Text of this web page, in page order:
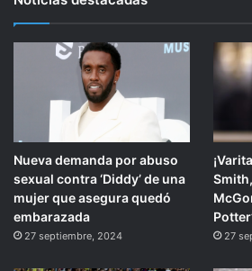
Nueva demanda por abuso
sexual contra ‘Diddy’ de una
mujer que asegura quedó
embarazada
27 septiembre, 2024 27